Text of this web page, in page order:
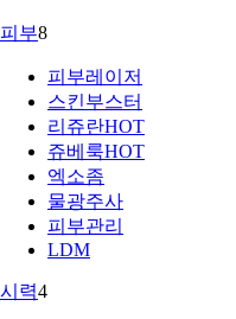
피부8
피부레이저
스킨부스터
리쥬란HOT
쥬베룩HOT
엑소좀
물광주사
피부관리
LDM
시력4